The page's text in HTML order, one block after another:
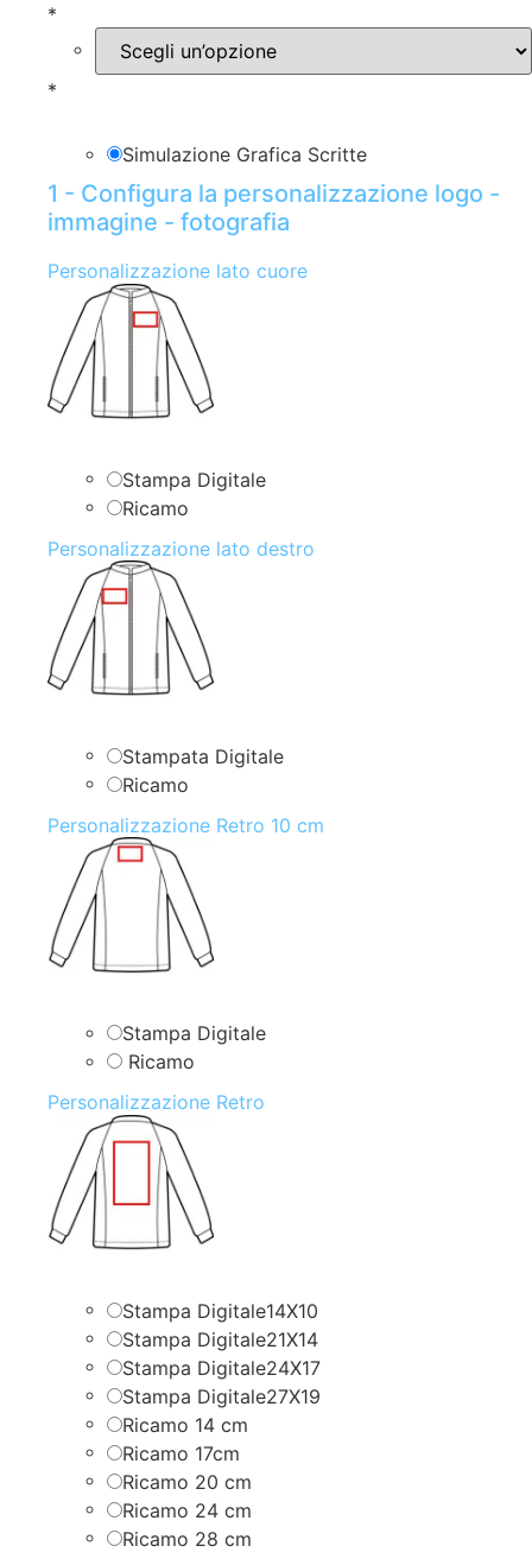
*
*
Simulazione Grafica Scritte
1 - Configura la personalizzazione logo -
immagine - fotografia
Personalizzazione lato cuore
Stampa Digitale
Ricamo
Personalizzazione lato destro
Stampata Digitale
Ricamo
Personalizzazione Retro 10 cm
Stampa Digitale
Ricamo
Personalizzazione Retro
Stampa Digitale14X10
Stampa Digitale21X14
Stampa Digitale24X17
Stampa Digitale27X19
Ricamo 14 cm
Ricamo 17cm
Ricamo 20 cm
Ricamo 24 cm
Ricamo 28 cm